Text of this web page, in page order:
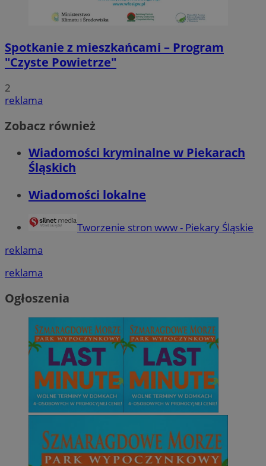
Spotkanie z mieszkańcami – Program
"Czyste Powietrze"
2
reklama
Zobacz również
Wiadomości kryminalne w Piekarach
Śląskich
Wiadomości lokalne
Tworzenie stron www - Piekary Śląskie
reklama
reklama
Ogłoszenia